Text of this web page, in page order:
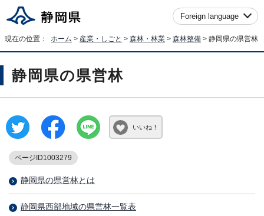
Foreign language
現在の位置： ホーム > 産業・しごと > 森林・林業 > 森林整備 > 静岡県の県営林
静岡県の県営林
いいね！
ページID1003279
静岡県の県営林とは
静岡県西部地域の県営林一覧表